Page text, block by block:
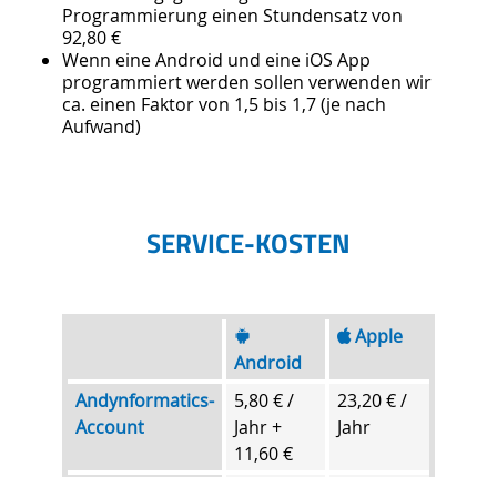
Programmierung einen Stundensatz von
92,80 €
Wenn eine Android und eine iOS App
programmiert werden sollen verwenden wir
ca. einen Faktor von 1,5 bis 1,7 (je nach
Aufwand)
SERVICE-KOSTEN
Android
Apple
Andynformatics-
Account
5,80 € /
Jahr +
11,60 €
23,20 € /
Jahr